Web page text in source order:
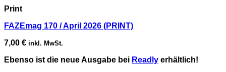
Print
FAZEmag 170 / April 2026 (PRINT)
7,00 € inkl. MwSt.
Ebenso ist die neue Ausgabe bei Readly erhältlich!